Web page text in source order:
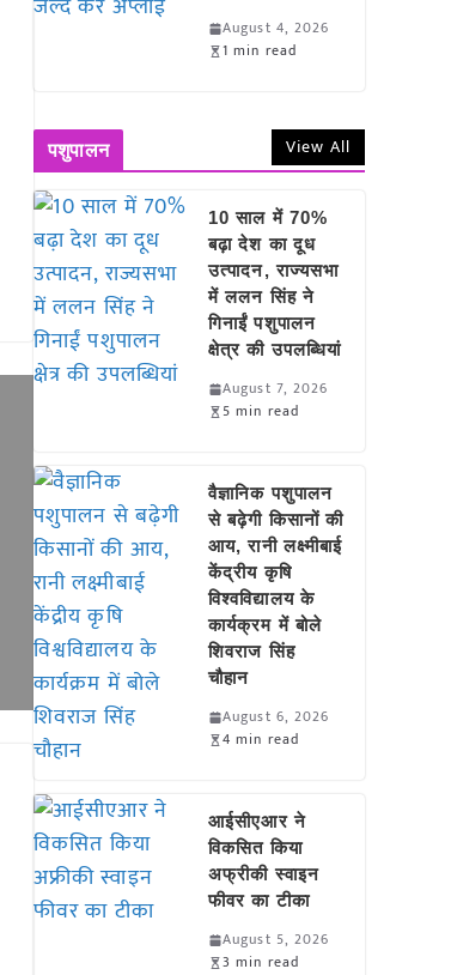
August 4, 2026
1 min read
पशुपालन View All
10 साल में 70%
बढ़ा देश का दूध
उत्पादन, राज्यसभा
में ललन सिंह ने
गिनाईं पशुपालन
क्षेत्र की उपलब्धियां
August 7, 2026
5 min read
वैज्ञानिक पशुपालन
से बढ़ेगी किसानों की
आय, रानी लक्ष्मीबाई
केंद्रीय कृषि
विश्वविद्यालय के
कार्यक्रम में बोले
शिवराज सिंह
चौहान
August 6, 2026
4 min read
आईसीएआर ने
विकसित किया
अफ्रीकी स्वाइन
फीवर का टीका
August 5, 2026
3 min read